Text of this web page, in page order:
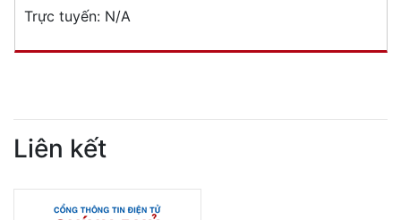
Trực tuyến: N/A
Liên kết